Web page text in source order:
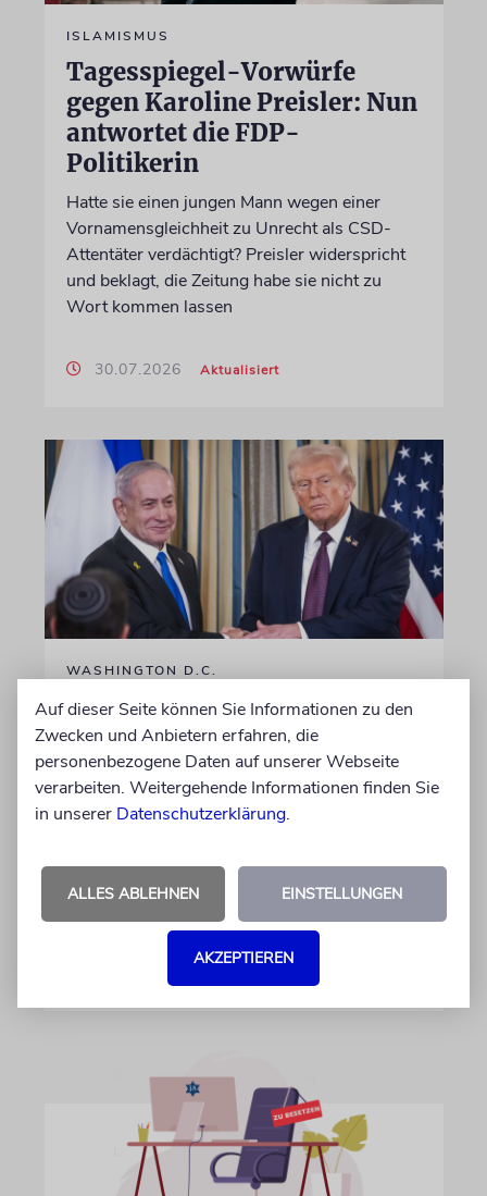
ISLAMISMUS
Tagesspiegel-Vorwürfe
gegen Karoline Preisler: Nun
antwortet die FDP-
Politikerin
Hatte sie einen jungen Mann wegen einer
Vornamensgleichheit zu Unrecht als CSD-
Attentäter verdächtigt? Preisler widerspricht
und beklagt, die Zeitung habe sie nicht zu
Wort kommen lassen
30.07.2026 Aktualisiert
WASHINGTON D.C.
Trump: Netanjahu will, dass
USA im Iran involviert
bleiben
Unterschiedliche Interessen Israels und der
Netanjahu deutet Trump an, dass die
Auf dieser Seite können Sie Informationen zu den
Zwecken und Anbietern erfahren, die
personenbezogene Daten auf unserer Webseite
verarbeiten. Weitergehende Informationen finden Sie
in unserer Datenschutzerklärung.
ALLES ABLEHNEN EINSTELLUNGEN
AKZEPTIEREN